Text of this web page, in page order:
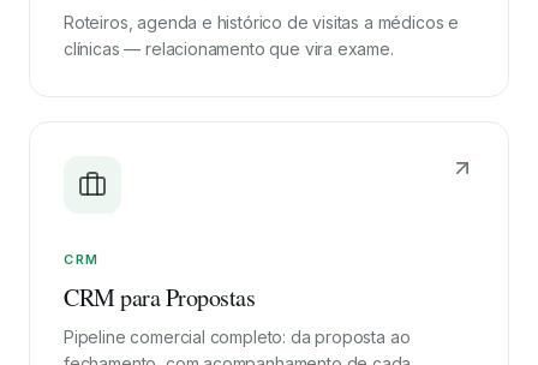
Roteiros, agenda e histórico de visitas a médicos e
clínicas — relacionamento que vira exame.
CRM
CRM para Propostas
Pipeline comercial completo: da proposta ao